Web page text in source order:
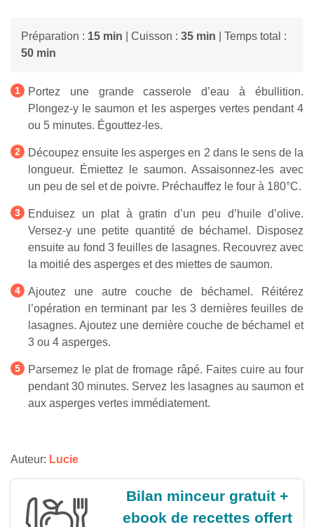
Préparation : 15 min | Cuisson : 35 min | Temps total :
50 min
Portez une grande casserole d’eau à ébullition.
Plongez-y le saumon et les asperges vertes pendant 4
ou 5 minutes. Égouttez-les.
Découpez ensuite les asperges en 2 dans le sens de la
longueur. Émiettez le saumon. Assaisonnez-les avec
un peu de sel et de poivre. Préchauffez le four à 180°C.
Enduisez un plat à gratin d’un peu d’huile d’olive.
Versez-y une petite quantité de béchamel. Disposez
ensuite au fond 3 feuilles de lasagnes. Recouvrez avec
la moitié des asperges et des miettes de saumon.
Ajoutez une autre couche de béchamel. Réitérez
l’opération en terminant par les 3 dernières feuilles de
lasagnes. Ajoutez une dernière couche de béchamel et
3 ou 4 asperges.
Parsemez le plat de fromage râpé. Faites cuire au four
pendant 30 minutes. Servez les lasagnes au saumon et
aux asperges vertes immédiatement.
Auteur: Lucie
Bilan minceur gratuit +
ebook de recettes offert